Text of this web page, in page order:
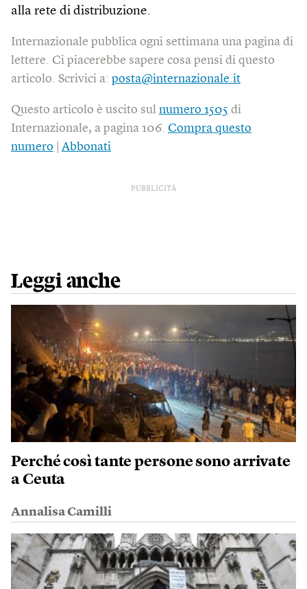
alla rete di distribuzione.
Internazionale pubblica ogni settimana una pagina di
lettere. Ci piacerebbe sapere cosa pensi di questo
articolo. Scrivici a: posta@internazionale.it
Questo articolo è uscito sul numero 1505 di
Internazionale, a pagina 106. Compra questo
numero
Abbonati
PUBBLICITÀ
Leggi anche
Perché così tante persone sono arrivate
a Ceuta
Annalisa Camilli